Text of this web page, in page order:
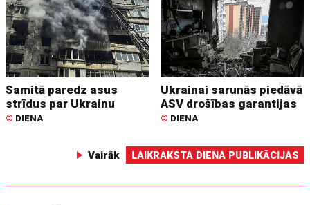
Samitā paredz asus
strīdus par Ukrainu
© DIENA
Ukrainai sarunās piedāvā
ASV drošības garantijas
© DIENA
Vairāk LAIKRAKSTA DIENA PUBLIKĀCIJAS